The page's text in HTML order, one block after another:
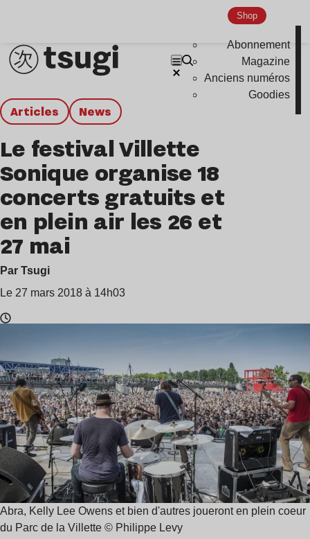
Shop
Abonnement
Magazine
Anciens numéros
Goodies
Articles news
Le festival Villette
Sonique organise 18
concerts gratuits et
en plein air les 26 et
27 mai
Par Tsugi
Le 27 mars 2018 à 14h03
lecture
:
1
min
Abra, Kelly Lee Owens et bien d'autres joueront en plein coeur
du Parc de la Villette © Philippe Levy